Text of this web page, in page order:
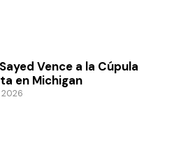
Vence a la Cúpula
en Michigan